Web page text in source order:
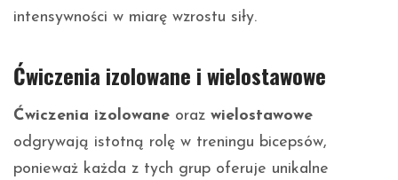
intensywności w miarę wzrostu siły.
Ćwiczenia izolowane i wielostawowe
Ćwiczenia izolowane oraz wielostawowe
odgrywają istotną rolę w treningu bicepsów,
ponieważ każda z tych grup oferuje unikalne